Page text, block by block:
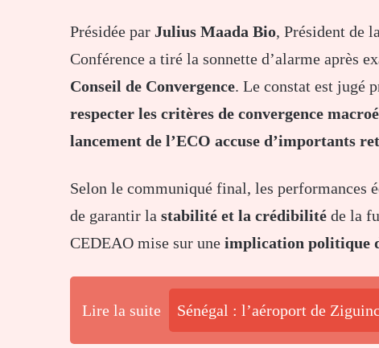
Présidée par Julius Maada Bio, Président de
Conférence a tiré la sonnette d’alarme après
Conseil de Convergence. Le constat est jugé
respecter les critères de convergence
lancement de l’ECO accuse d’importants
Selon le communiqué final, les performances
de garantir la stabilité et la crédibilité de la
CEDEAO mise sur une implication politique
Lire la suite Sénégal : l’aéroport de